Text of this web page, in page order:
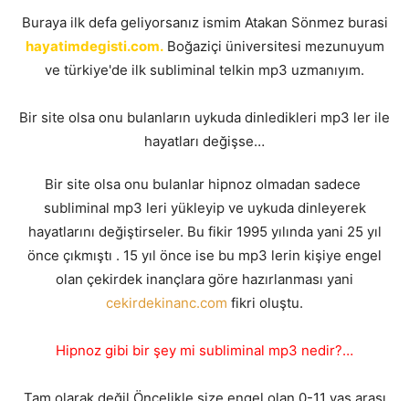
Buraya ilk defa geliyorsanız ismim Atakan Sönmez burasi
hayatimdegisti.com.Boğaziçi üniversitesi mezunuyum
ve türkiye'de ilk subliminal telkin mp3 uzmanıyım.
Bir site olsa onu bulanların uykuda dinledikleri mp3 ler ile
hayatları değişse…
Bir site olsa onu bulanlar hipnoz olmadan sadece
subliminal mp3 leri yükleyip ve uykuda dinleyerek
hayatlarını değiştirseler. Bu fikir 1995 yılında yani 25 yıl
önce çıkmıştı . 15 yıl önce ise bu mp3 lerin kişiye engel
olan çekirdek inançlara göre hazırlanması yani
cekirdekinanc.com fikri oluştu.
Hipnoz gibi bir şey mi subliminal mp3 nedir?…